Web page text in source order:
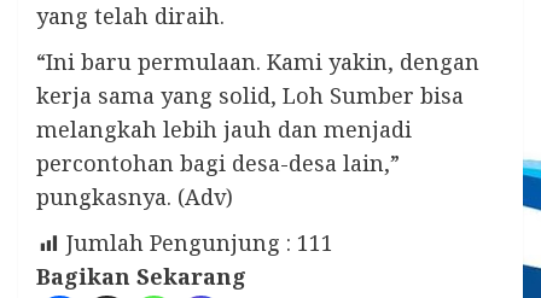
yang telah diraih.
“Ini baru permulaan. Kami yakin, dengan
kerja sama yang solid, Loh Sumber bisa
melangkah lebih jauh dan menjadi
percontohan bagi desa-desa lain,”
pungkasnya. (Adv)
Jumlah Pengunjung : 111
Bagikan Sekarang